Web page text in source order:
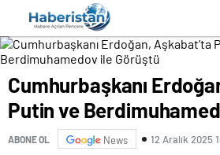
Cumhurbaşkanı
Putin ve
ABONE OL News 12 Aralık 2025